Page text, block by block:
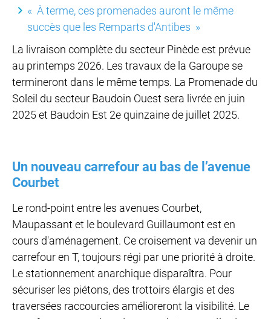
« À terme, ces promenades auront le même
succès que les Remparts d'Antibes »
La livraison complète du secteur Pinède est prévue
au printemps 2026. Les travaux de la Garoupe se
termineront dans le même temps. La Promenade du
Soleil du secteur Baudoin Ouest sera livrée en juin
2025 et Baudoin Est 2e quinzaine de juillet 2025.
Un nouveau carrefour au bas de l’avenue
Courbet
Le rond-point entre les avenues Courbet,
Maupassant et le boulevard Guillaumont est en
cours d'aménagement. Ce croisement va devenir un
carrefour en T, toujours régi par une priorité à droite.
Le stationnement anarchique disparaîtra. Pour
sécuriser les piétons, des trottoirs élargis et des
traversées raccourcies amélioreront la visibilité. Le